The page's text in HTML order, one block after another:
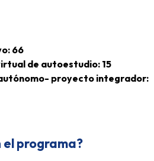
66
de autoestudio: 15
proyecto integrador:
el programa?